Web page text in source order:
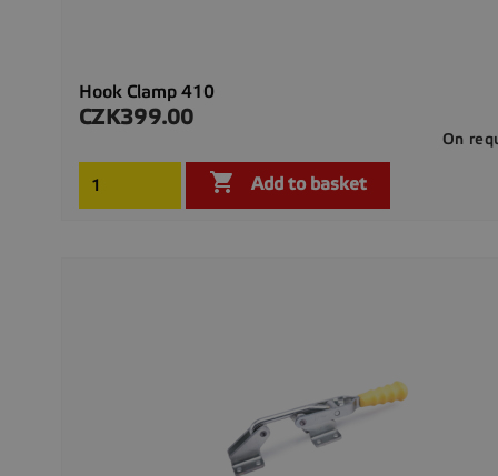
Hook Clamp 410
Price
CZK399.00
On
 Add to basket